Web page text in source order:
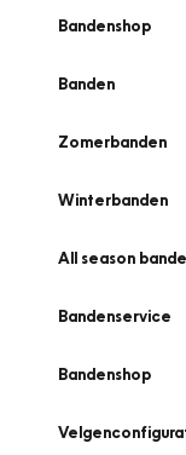
Bandenshop
Banden
Zomerbanden
Winterbanden
All season
Bandenservice
Bandenshop